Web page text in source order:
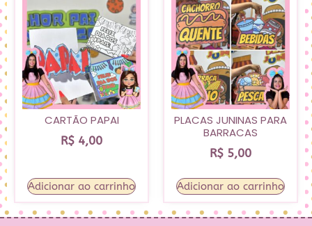
CARTÃO PAPAI
R$ 4,00
Adicionar ao carrinho
PLACAS JUNINAS PARA
BARRACAS
R$ 5,00
Adicionar ao carrinho